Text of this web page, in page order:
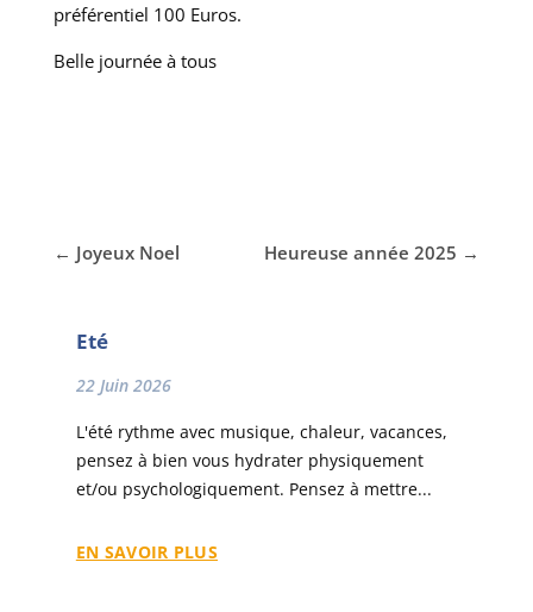
préférentiel 100 Euros.
Belle journée à tous
← Joyeux Noel Heureuse année 2025 →
Eté
22 Juin 2026
L'été rythme avec musique, chaleur, vacances,
pensez à bien vous hydrater physiquement
et/ou psychologiquement. Pensez à mettre...
EN SAVOIR PLUS